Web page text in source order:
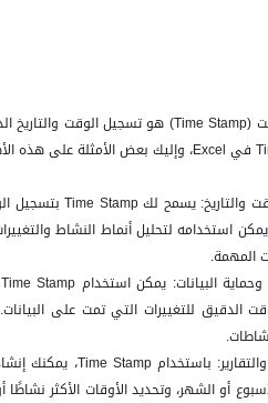
(
Time Stamp) هو تسجيل الوقت والتاريخ
في Excel، وإليك بعض الأمثلة على هذه
Time Stamp بتسجيل
استخدامه لتحليل أنماط النشاط
المهمة.
Time Stamp
الدقيق للتغييرات التي تمت على
Time Stamp، يمكنك
أو الشهر، وتحديد الأوقات الأكثر